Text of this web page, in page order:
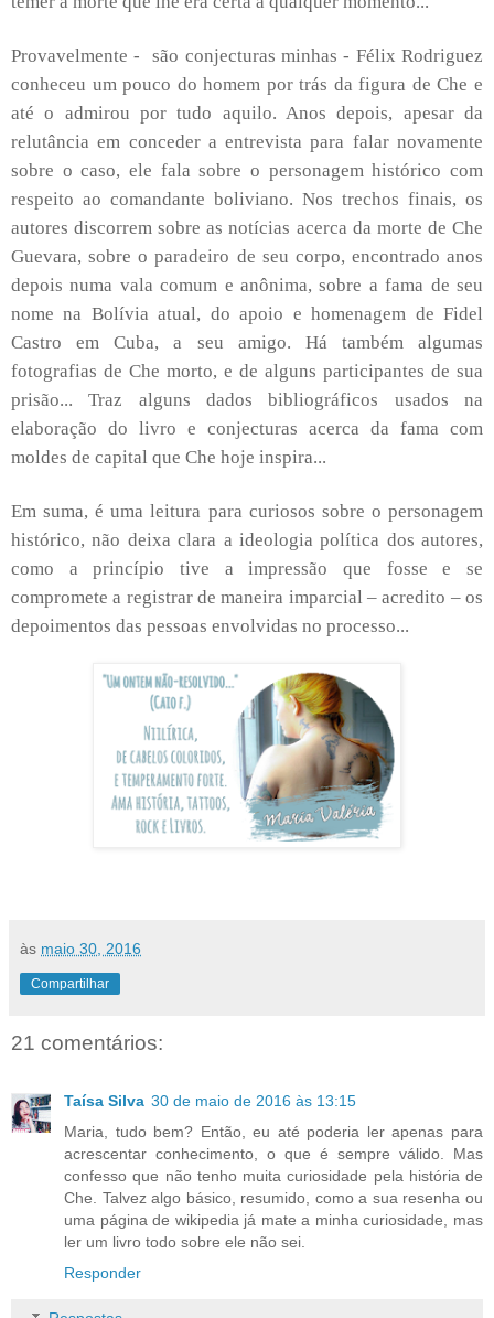
Provavelmente - são conjecturas minhas - Félix Rodriguez
conheceu um pouco do homem por trás da figura de Che e
até o admirou por tudo aquilo. Anos depois, apesar da
relutância em conceder a entrevista para falar novamente
sobre o caso, ele fala sobre o personagem histórico com
respeito ao comandante boliviano. Nos trechos finais, os
autores discorrem sobre as notícias acerca da morte de Che
Guevara, sobre o paradeiro de seu corpo, encontrado anos
depois numa vala comum e anônima, sobre a fama de seu
nome na Bolívia atual, do apoio e homenagem de Fidel
Castro em Cuba, a seu amigo. Há também algumas
fotografias de Che morto, e de alguns participantes de sua
prisão... Traz alguns dados bibliográficos usados na
elaboração do livro e conjecturas acerca da fama com
moldes de capital que Che hoje inspira...
Em suma, é uma leitura para curiosos sobre o personagem
histórico, não deixa clara a ideologia política dos autores,
como a princípio tive a impressão que fosse e se
compromete a registrar de maneira imparcial – acredito – os
depoimentos das pessoas envolvidas no processo...
às maio 30, 2016
Compartilhar
21 comentários:
Taísa Silva 30 de maio de 2016 às 13:15
Maria, tudo bem? Então, eu até poderia ler apenas para
acrescentar conhecimento, o que é sempre válido. Mas
confesso que não tenho muita curiosidade pela história de
Che. Talvez algo básico, resumido, como a sua resenha ou
uma página de wikipedia já mate a minha curiosidade, mas
ler um livro todo sobre ele não sei.
Responder